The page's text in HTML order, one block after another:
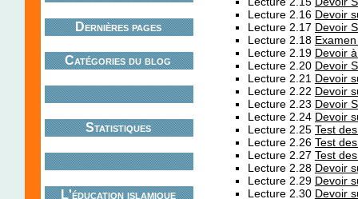
Dernières pages
Catégories du blog
Statistiques
L'éducation islamique
Lecture 2.16 Devoir
Lecture 2.17 Devoir
Lecture 2.18
Lecture 2.19 Devoir
Lecture 2.20 Devoir
Lecture 2.21 Devoir
Lecture 2.22 Devoir
Lecture 2.23 Devoir
Lecture 2.24 Devoir
Lecture 2.25 Test
Lecture 2.26 Test
Lecture 2.27 Test
Lecture 2.28 Devoir
Lecture 2.29 Devoir
Lecture 2.30 Devoir